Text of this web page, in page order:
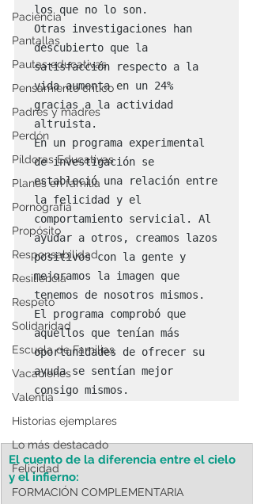
Paciencia
Pantallas
Pautas educativas
Pensamiento crítico
Padres y madres
Perdón
Píldoras Educativas
Planes en familia
Pornografía
Propósito
Responsabilidad
Resiliencia
Respeto
Solidaridad
Escuela de Familias
Vacaciones
Valentía
Historias ejemplares
Lo más destacado
Felicidad
FORMACIÓN COMPLEMENTARIA
los que no lo son.
Otras investigaciones han
descubierto que la
satisfacción respecto a la
vida aumenta en un 24%
gracias a la actividad
altruista.
En un programa experimental
de investigación se
estableció una relación entre
la felicidad y el
comportamiento servicial. Al
ayudar a otros, creamos lazos
positivos con la gente y
mejoramos la imagen que
tenemos de nosotros mismos.
El programa comprobó que
aquellos que tenían más
oportunidades de ofrecer su
ayuda se sentían mejor
consigo mismos.
El cuento de la diferencia entre el cielo
y el infierno: